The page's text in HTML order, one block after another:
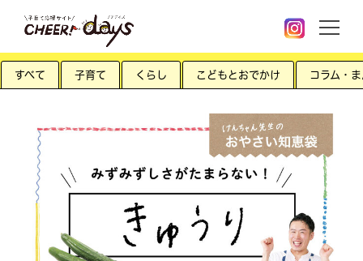
すべて 子育て くらし こどもとおでかけ コラム・